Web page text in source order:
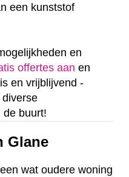
een kunststof
en
offertes aan en
en vrijblijvend -
de buurt!
Glane
wat oudere woning